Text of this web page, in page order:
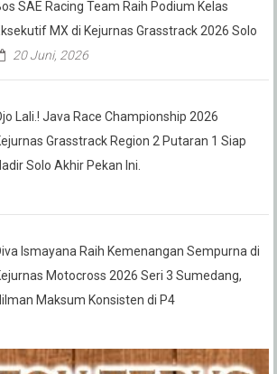
SAE Racing Team Raih Podium Kelas
MX di Kejurnas Grasstrack 2026 Solo
20 Juni, 2026
Lali.! Java Race Championship 2026
Grasstrack Region 2 Putaran 1 Siap
Solo Akhir Pekan Ini.
Ismayana Raih Kemenangan Sempurna di
Motocross 2026 Seri 3 Sumedang,
Maksum Konsisten di P4